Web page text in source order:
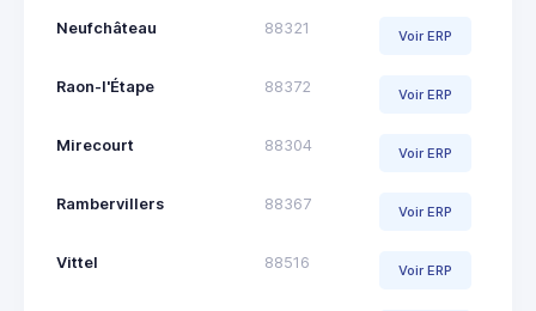
Neufchâteau 88321 Voir ERP
Raon-l'Étape 88372 Voir ERP
Mirecourt 88304 Voir ERP
Rambervillers 88367 Voir ERP
Vittel 88516 Voir ERP